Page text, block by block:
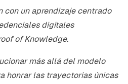
con un aprendizaje centrado
digitales
of Knowledge.
más allá del modelo
honrar las trayectorias únicas